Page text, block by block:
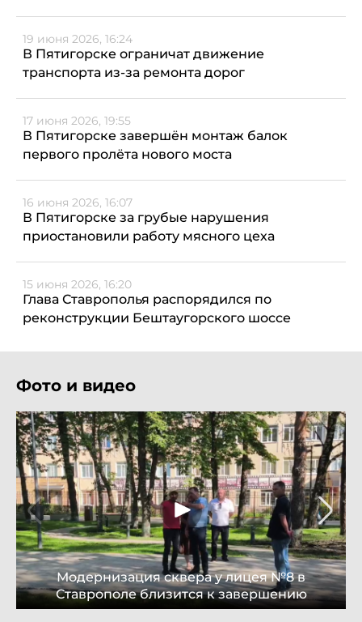
19 июня 2026, 16:24
В Пятигорске ограничат движение
транспорта из-за ремонта дорог
17 июня 2026, 19:55
В Пятигорске завершён монтаж балок
первого пролёта нового моста
16 июня 2026, 16:07
В Пятигорске за грубые нарушения
приостановили работу мясного цеха
15 июня 2026, 16:20
Глава Ставрополья распорядился по
реконструкции Бештаугорского шоссе
Фото и видео
Модернизация сквера у лицея №8 в
Ставрополе близится к завершению